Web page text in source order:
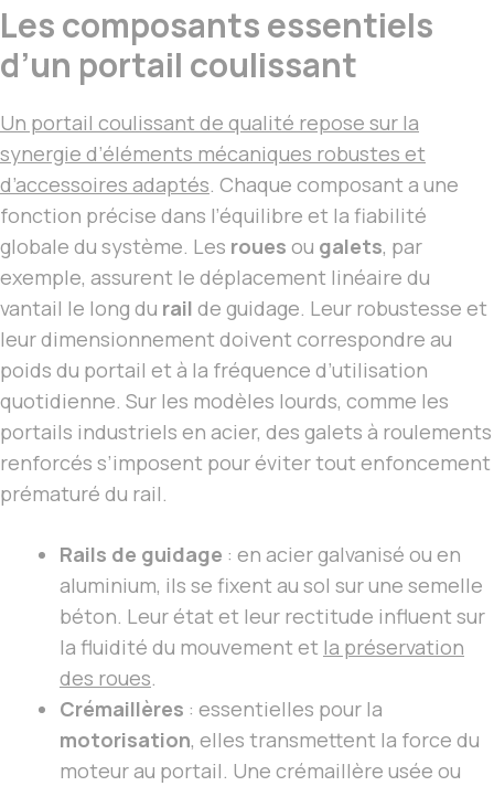
Les composants essentiels
d’un portail coulissant
Un portail coulissant de qualité repose sur la
synergie d’éléments mécaniques robustes et
d’accessoires adaptés. Chaque composant a une
fonction précise dans l’équilibre et la fiabilité
globale du système. Les roues ou galets, par
exemple, assurent le déplacement linéaire du
vantail le long du rail de guidage. Leur robustesse et
leur dimensionnement doivent correspondre au
poids du portail et à la fréquence d’utilisation
quotidienne. Sur les modèles lourds, comme les
portails industriels en acier, des galets à roulements
renforcés s’imposent pour éviter tout enfoncement
prématuré du rail.
Rails de guidage : en acier galvanisé ou en
aluminium, ils se fixent au sol sur une semelle
béton. Leur état et leur rectitude influent sur
la fluidité du mouvement et la préservation
des roues.
Crémaillères : essentielles pour la
motorisation, elles transmettent la force du
moteur au portail. Une crémaillère usée ou